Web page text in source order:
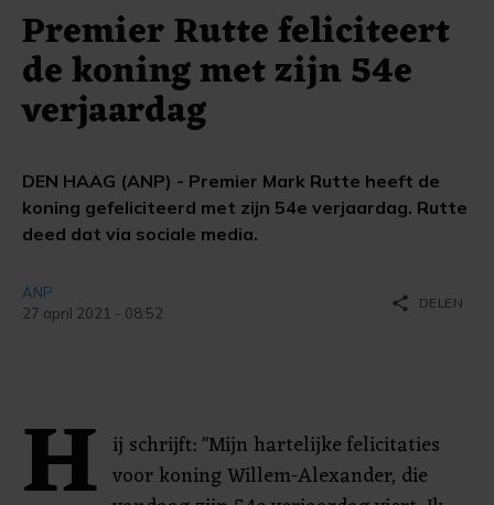
Premier Rutte feliciteert
de koning met zijn 54e
verjaardag
DEN HAAG (ANP) - Premier Mark Rutte heeft de
koning gefeliciteerd met zijn 54e verjaardag. Rutte
deed dat via sociale media.
ANP
27 april 2021 - 08:52
share DELEN
H ij schrijft: "Mijn hartelijke felicitaties
voor koning Willem-Alexander, die